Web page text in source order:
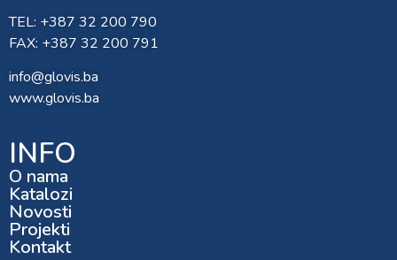
TEL: +387 32 200 790
FAX: +387 32 200 791
info@glovis.ba
www.glovis.ba
INFO
O nama
Katalozi
Novosti
Projekti
Kontakt